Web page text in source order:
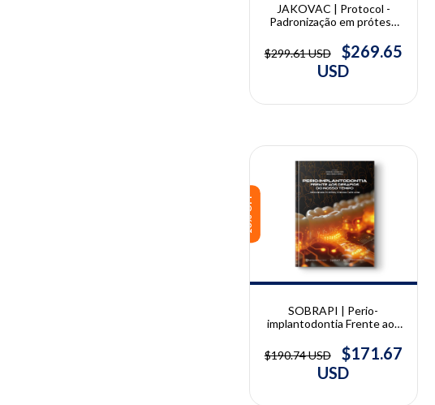
JAKOVAC | Protocol -
Padronização em prótese
$299.61 USD
$269.65
USD
10% OFF
SOBRAPI | Perio-
implantodontia Frente aos
$190.74 USD
$171.67
USD